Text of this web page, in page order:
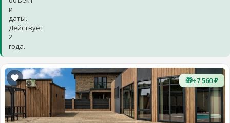
и
даты.
Действует
2
года.
🎁+7 560 ₽